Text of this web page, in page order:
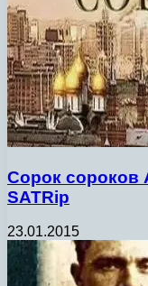
Сорок сороков
SATRip
23.01.2015